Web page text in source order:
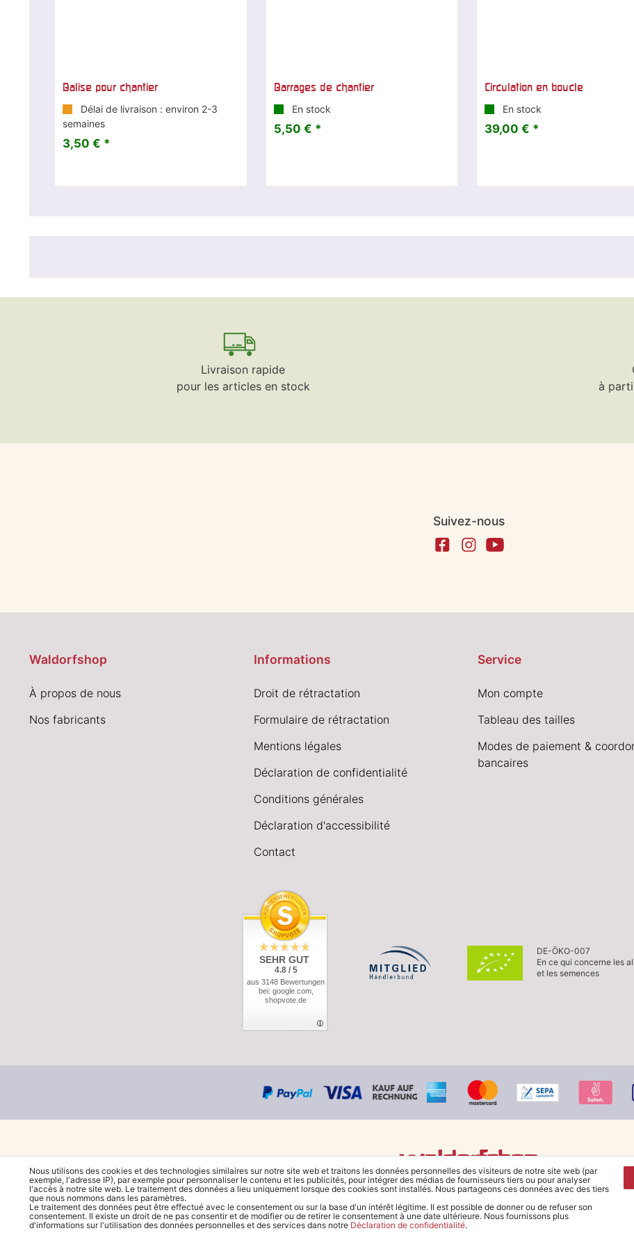
Balise pour chantier
Délai de livraison : environ 2-3
semaines
3,50 € *
Barrages de chantier
En stock
5,50 € *
Circulation en boucle
En stock
39,00 € *
Livraison rapide
pour les articles en stock
à
Suivez-nous
Waldorfshop
À propos de nous
Nos fabricants
Informations
Droit de rétractation
Formulaire de rétractation
Mentions légales
Déclaration de confidentialité
Conditions générales
Déclaration d'accessibilité
Contact
Service
Mon compte
Tableau des tailles
Modes de paiement &
bancaires
SEHR GUT
4.8 / 5
aus 3148 Bewertungen
bei: google.com,
shopvote.de
DE-ÖKO-007
En ce qui concerne les
et les semences
© Copyright 2026 Waldorfshop|Tous droits réservés.
*Commander en France à partir de 99 € sans frais de port
Nous utilisons des cookies et des technologies similaires sur notre site web et traitons les données personnelles des visiteurs de notre site web (par
exemple, l'adresse IP), par exemple pour personnaliser le contenu et les publicités, pour intégrer des médias de fournisseurs tiers ou pour analyser
l'accès à notre site web. Le traitement des données a lieu uniquement lorsque des cookies sont installés. Nous partageons ces données avec des tiers
que nous nommons dans les paramètres.
Le traitement des données peut être effectué avec le consentement ou sur la base d'un intérêt légitime. Il est possible de donner ou de refuser son
consentement. Il existe un droit de ne pas consentir et de modifier ou de retirer le consentement à une date ultérieure. Nous fournissons plus
d'informations sur l'utilisation des données personnelles et des services dans notre Déclaration de confidentialité.